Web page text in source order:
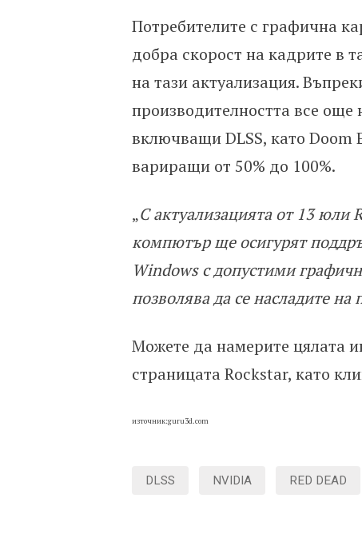
Потребителите с графична
добра скорост на кадрите в
на тази актуализация.
производителността все още
включващи DLSS, като Doom
вариращи от 50% до 100%.
„С актуализацията от 13 юли
компютър ще осигурят
Windows с допустими
позволява да се насладите
Можете да намерите цялата
страницата Rockstar, като
източник:guru3d.com
DLSS NVIDIA RED DEAD